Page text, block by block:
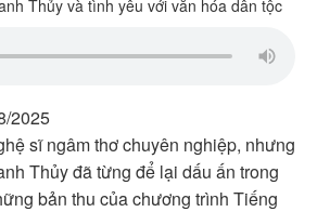
2025
sĩ ngâm thơ chuyên nghiệp, nhưng
Thủy đã từng để lại dấu ấn trong
bản thu của chương trình Tiếng